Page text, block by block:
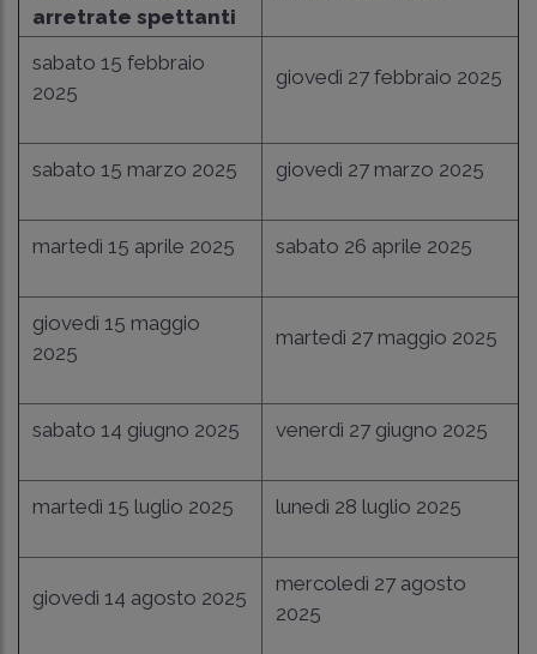
arretrate spettanti
sabato 15 febbraio
2025
giovedì 27 febbraio 2025
sabato 15 marzo 2025 giovedì 27 marzo 2025
martedì 15 aprile 2025 sabato 26 aprile 2025
giovedì 15 maggio
2025
martedì 27 maggio 2025
sabato 14 giugno 2025 venerdì 27 giugno 2025
martedì 15 luglio 2025 lunedì 28 luglio 2025
giovedì 14 agosto 2025
mercoledì 27 agosto
2025